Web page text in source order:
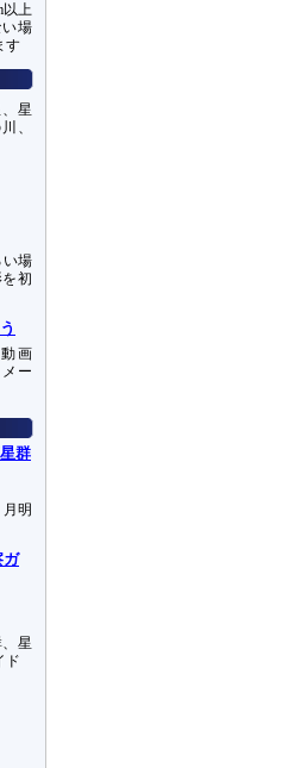
以上
場
す
星
、
場
初
画
ー
群
明
ガ
星
ド